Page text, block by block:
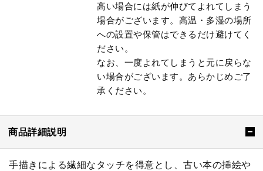
高い場合には紙が伸びてよれてしまう
場合がございます。高温・多湿の場所
への設置や保管はできるだけ避けてく
ださい。
なお、一度よれてしまうと元に戻らな
い場合がございます。あらかじめご了
承ください。
商品詳細説明
手描きによる繊細なタッチを得意とし、古い本の挿絵や